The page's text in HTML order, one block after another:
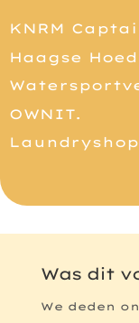
KNRM
Haagse
OWNIT.
Was dit
We deden